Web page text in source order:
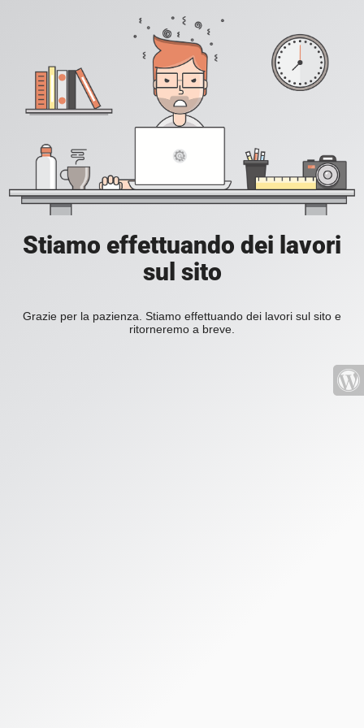
Stiamo effettuando dei lavori
sul sito
Grazie per la pazienza. Stiamo effettuando dei lavori sul sito e
ritorneremo a breve.